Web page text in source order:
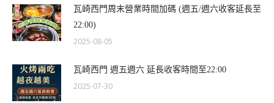
瓦崎西門周末營業時間加碼 (週五/週六收客延長至
22:00)
2025-08-05
瓦崎西門 週五週六 延長收客時間至22:00
2025-07-30